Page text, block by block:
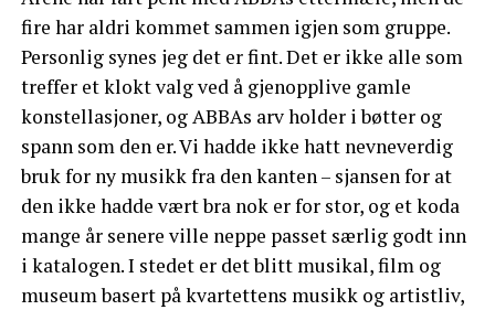
fire har aldri kommet sammen igjen som gruppe.
Personlig synes jeg det er fint. Det er ikke alle som
treffer et klokt valg ved å gjenopplive gamle
konstellasjoner, og ABBAs arv holder i bøtter og
spann som den er. Vi hadde ikke hatt nevneverdig
bruk for ny musikk fra den kanten – sjansen for at
den ikke hadde vært bra nok er for stor, og et koda
mange år senere ville neppe passet særlig godt inn
i katalogen. I stedet er det blitt musikal, film og
museum basert på kvartettens musikk og artistliv,